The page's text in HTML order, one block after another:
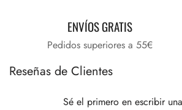
ENVÍOS GRATIS
Pedidos superiores a 55€
Reseñas de Clientes
Sé el primero en escribir